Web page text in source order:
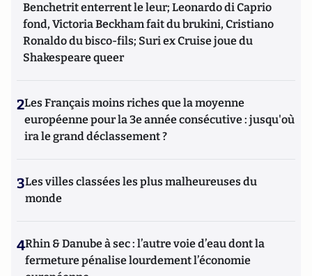
Benchetrit enterrent le leur; Leonardo di Caprio
fond, Victoria Beckham fait du brukini, Cristiano
Ronaldo du bisco-fils; Suri ex Cruise joue du
Shakespeare queer
2Les Français moins riches que la moyenne
européenne pour la 3e année consécutive : jusqu'où
ira le grand déclassement ?
3Les villes classées les plus malheureuses du
monde
4Rhin & Danube à sec : l’autre voie d’eau dont la
fermeture pénalise lourdement l’économie